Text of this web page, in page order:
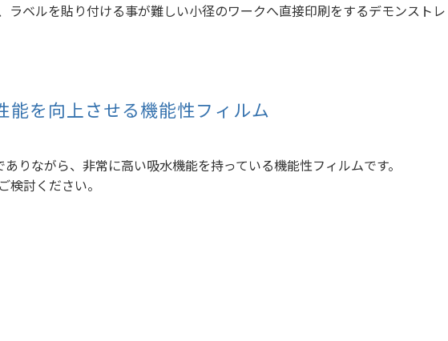
ラベルを貼り付ける事が難しい小径のワークへ直接印刷をするデモンストレ
能を向上させる機能性フィルム
りながら、非常に高い吸水機能を持っている機能性フィルムです。
討ください。